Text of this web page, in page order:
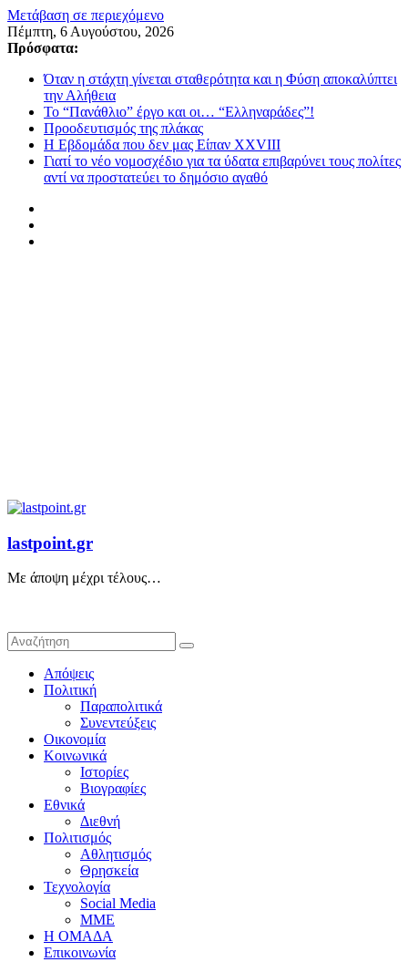
Μετάβαση σε περιεχόμενο
Πέμπτη, 6 Αυγούστου, 2026
Πρόσφατα:
Όταν η στάχτη γίνεται σταθερότητα και η Φύση αποκαλύπτει
την Αλήθεια
Το “Πανάθλιο” έργο και οι… “Ελληναράδες”!
Προοδευτισμός της πλάκας
Η Εβδομάδα που δεν μας Είπαν XXVIII
Γιατί το νέο νομοσχέδιο για τα ύδατα επιβαρύνει τους πολίτες
αντί να προστατεύει το δημόσιο αγαθό
lastpoint.gr
Με άποψη μέχρι τέλους…
Απόψεις
Πολιτική
Παραπολιτικά
Συνεντεύξεις
Οικονομία
Κοινωνικά
Ιστορίες
Βιογραφίες
Εθνικά
Διεθνή
Πολιτισμός
Αθλητισμός
Θρησκεία
Τεχνολογία
Social Media
ΜΜΕ
Η ΟΜΑΔΑ
Επικοινωνία